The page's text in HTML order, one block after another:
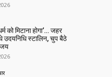
को मिटाना होगा’… जहर
उदयनिधि स्टालिन, चुप बैठे